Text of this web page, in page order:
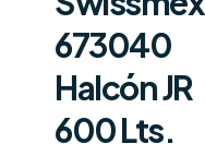
673040
Halcón JR
600 Lts.